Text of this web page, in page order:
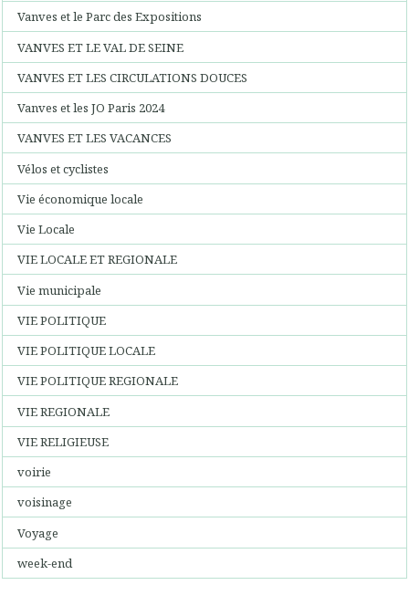
Vanves et le Parc des Expositions
VANVES ET LE VAL DE SEINE
VANVES ET LES CIRCULATIONS DOUCES
Vanves et les JO Paris 2024
VANVES ET LES VACANCES
Vélos et cyclistes
Vie économique locale
Vie Locale
VIE LOCALE ET REGIONALE
Vie municipale
VIE POLITIQUE
VIE POLITIQUE LOCALE
VIE POLITIQUE REGIONALE
VIE REGIONALE
VIE RELIGIEUSE
voirie
voisinage
Voyage
week-end